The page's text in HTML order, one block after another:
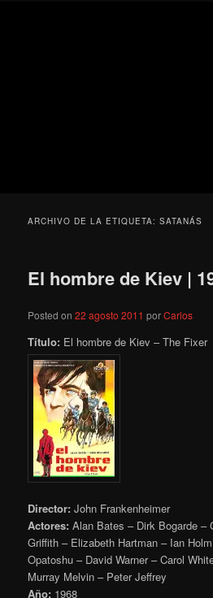
ARCHIVO DE LA ETIQUETA:SATANÁS
El hombre de Kiev |
Posted on22 agosto 2011 porCarlos
Título: El hombre de Kiev – The Fixer
Director: John Frankenheimer
Actores: Alan Bates – Dirk Bogarde –
Griffith – Elizabeth Hartman – Ian
Opatoshu – David Warner – Carol
Murray Melvin – Peter Jeffrey
Año: 1968